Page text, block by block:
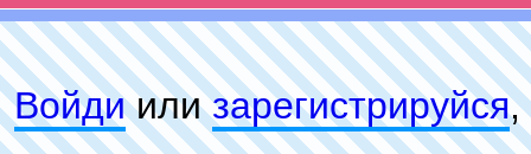
Войдиилизарeгиcтpируйся,